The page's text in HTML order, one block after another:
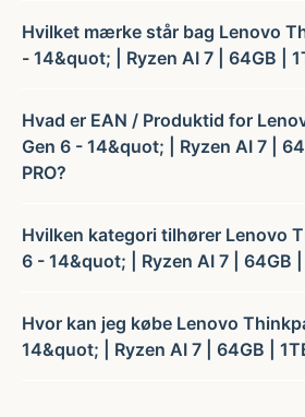
Hvilket mærke står bag Lenovo
- 14&quot; | Ryzen AI 7 | 64GB |
Hvad er EAN / Produktid for
Gen 6 - 14&quot; | Ryzen AI 7 |
PRO?
Hvilken kategori tilhører Lenovo
6 - 14&quot; | Ryzen AI 7 | 64GB |
Hvor kan jeg købe Lenovo
14&quot; | Ryzen AI 7 | 64GB |